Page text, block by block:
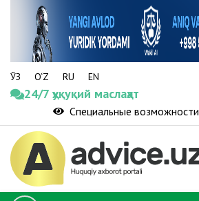
ЎЗ O‘Z RU EN
24/7 ҳуқуқий маслаҳат
Специальные возможности